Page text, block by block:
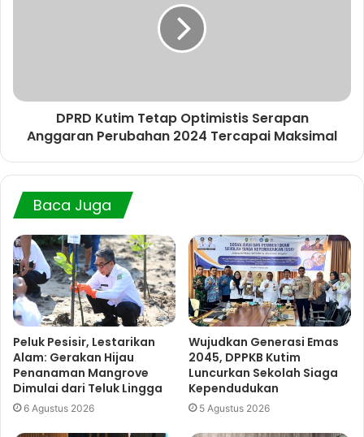
DPRD Kutim Tetap Optimistis Serapan
Anggaran Perubahan 2024 Tercapai Maksimal
Baca Juga
Peluk Pesisir, Lestarikan
Alam: Gerakan Hijau
Penanaman Mangrove
Dimulai dari Teluk Lingga
6 Agustus 2026
Wujudkan Generasi Emas
2045, DPPKB Kutim
Luncurkan Sekolah Siaga
Kependudukan
5 Agustus 2026